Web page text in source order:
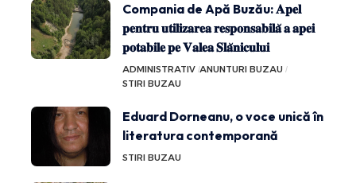
Compania de Apă Buzău: 𝐀𝐩𝐞𝐥
𝐩𝐞𝐧𝐭𝐫𝐮 𝐮𝐭𝐢𝐥𝐢𝐳𝐚𝐫𝐞𝐚 𝐫𝐞𝐬𝐩𝐨𝐧𝐬𝐚𝐛𝐢𝐥𝐚̆ 𝐚 𝐚𝐩𝐞𝐢
𝐩𝐨𝐭𝐚𝐛𝐢𝐥𝐞 𝐩𝐞 𝐕𝐚𝐥𝐞𝐚 𝐒𝐥𝐚̆𝐧𝐢𝐜𝐮𝐥𝐮𝐢
ADMINISTRATIV ANUNTURI BUZAU
STIRI BUZAU
Eduard Dorneanu, o voce unică în
literatura contemporană
STIRI BUZAU